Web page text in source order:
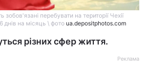
зобов'язані перебувати на території Чехії
на місяць \ фото ua.depositphotos.com
різних сфер життя.
Реклама